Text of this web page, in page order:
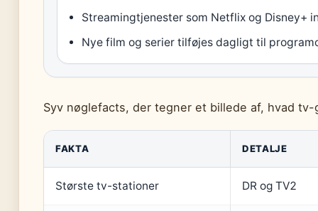
Streamingtjenester som Netflix og Disney+
Nye film og serier tilføjes dagligt til
Syv nøglefacts, der tegner et billede af, hvad tv-
FAKTA DETALJE
Største tv-stationer DR og TV2